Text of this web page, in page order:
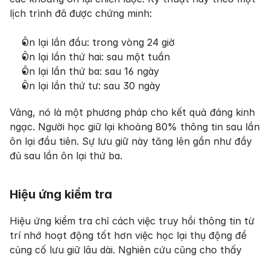
lịch trình đã được chứng minh:
Ôn lại lần đầu: trong vòng 24 giờ
Ôn lại lần thứ hai: sau một tuần
Ôn lại lần thứ ba: sau 16 ngày
Ôn lại lần thứ tư: sau 30 ngày
Vâng, nó là một phương pháp cho kết quả đáng kinh
ngạc. Người học giữ lại khoảng 80% thông tin sau lần
ôn lại đầu tiên. Sự lưu giữ này tăng lên gần như đầy
đủ sau lần ôn lại thứ ba.
Hiệu ứng kiểm tra
Hiệu ứng kiểm tra chỉ cách việc truy hồi thông tin từ
trí nhớ hoạt động tốt hơn việc học lại thụ động để
củng cố lưu giữ lâu dài. Nghiên cứu cũng cho thấy